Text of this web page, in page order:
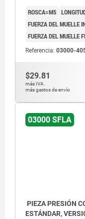
ROSCA=M5
FUERZA DEL MUELLE
FUERZA DEL MUELLE
Referencia: 03000-
$29.81
más IVA.
más gastos de envío
03000 SFLA
PIEZA PRESIÓN
ESTÁNDAR,